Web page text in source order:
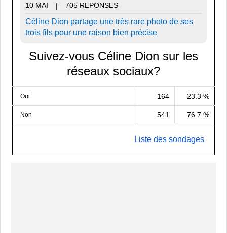
10 MAI | 705 REPONSES
Céline Dion partage une très rare photo de ses
trois fils pour une raison bien précise
Suivez-vous Céline Dion sur les
réseaux sociaux?
Oui 164 23.3 %
Non 541 76.7 %
Liste des sondages